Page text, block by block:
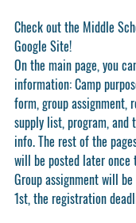
Check out the Middle
Google Site!
On the main page, you
information: Camp
form, group assignment,
supply list, program,
info. The rest of the
will be posted later once
Group assignment will
1st, the registration